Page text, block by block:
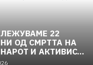
22
ОД СМРТТА НА
И АКТИВИСТ
ВО ЕВРОПА